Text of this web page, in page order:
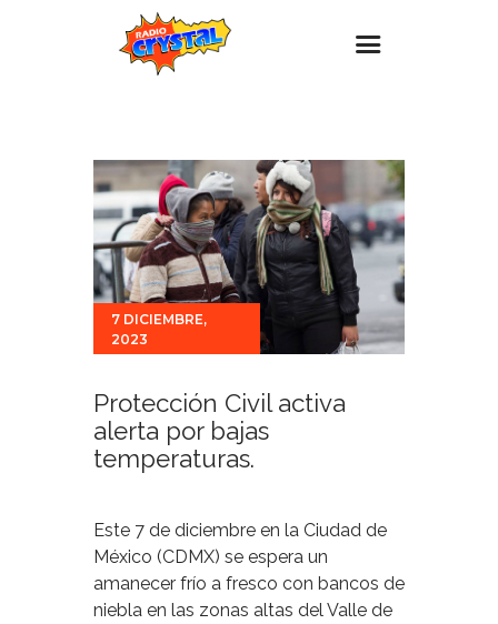
Estaciones
Eventos
Promociones
Noticias
Para ti
7 DICIEMBRE,
2023
Protección Civil activa
alerta por bajas
temperaturas.
Este 7 de diciembre en la Ciudad de
México (CDMX) se espera un
amanecer frío a fresco con bancos de
niebla en las zonas altas del Valle de